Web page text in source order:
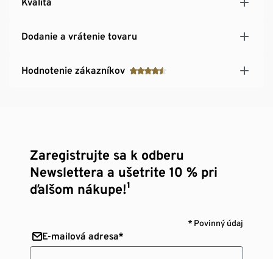
Dodanie a vrátenie tovaru
Hodnotenie zákazníkov
Zaregistrujte sa k odberu
Newslettera a ušetrite 10 % pri
ďalšom nákupe!¹
* Povinný údaj
E-mailová adresa*